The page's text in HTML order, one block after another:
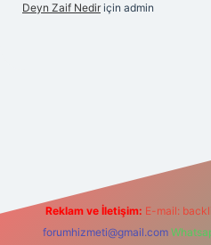
Deyn Zaif Nedir için admin
Reklam ve İletişim: E-mail:
forumhizmeti@gmail.com